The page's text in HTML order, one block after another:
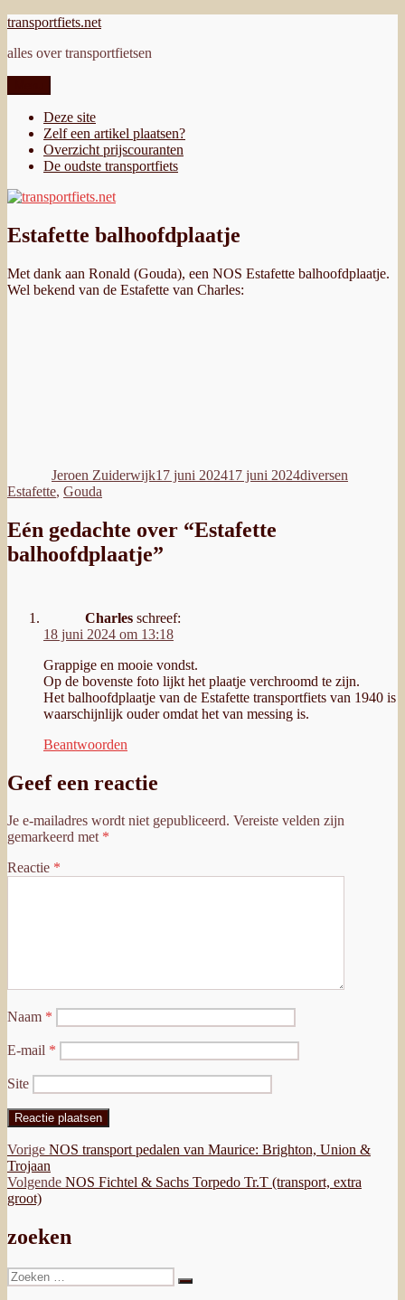
Ga
de
transportfiets.net
alles over transportfietsen
Deze site
Zelf een artikel plaatsen?
Overzicht prijscouranten
De oudste transportfiets
Estafette balhoofdplaatje
Met dank aan Ronald (Gouda), een NOS Estafette balhoofdplaatje.
Wel bekend van de Estafette van Charles:
Jeroen Zuiderwijk17 juni 202417 juni 2024diversen
Estafette, Gouda
Eén gedachte over “Estafette
balhoofdplaatje”
Charles schreef:
18 juni 2024 om 13:18
Grappige en mooie vondst.
Op de bovenste foto lijkt het plaatje verchroomd te zijn.
Het balhoofdplaatje van de Estafette transportfiets van 1940 is
waarschijnlijk ouder omdat het van messing is.
Beantwoorden
Geef een reactie
Je e-mailadres wordt niet gepubliceerd. Vereiste velden zijn
gemarkeerd met *
Reactie *
Naam *
E-mail *
Site
Bericht
navigatie
Vorige Vorig
bericht:
NOS transport pedalen van Maurice: Brighton, Union &
Trojaan
Volgende Volgend
NOS Fichtel & Sachs Torpedo Tr.T (transport, extra
groot)
zoeken
Zoeken
naar:
Zoeken